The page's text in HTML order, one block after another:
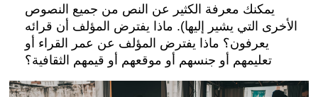
يمكنك معرفة الكثير عن النص من جميع النصوص
الأخرى التي يشير إليها). ماذا يفترض المؤلف أن قرائه
يعرفون؟ ماذا يفترض المؤلف عن عمر القراء أو
تعليمهم أو جنسهم أو موقعهم أو قيمهم الثقافية؟